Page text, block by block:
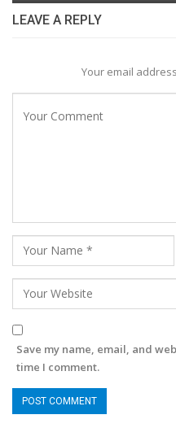
LEAVE A REPLY
Your email
Save my name, email, and
time I comment.